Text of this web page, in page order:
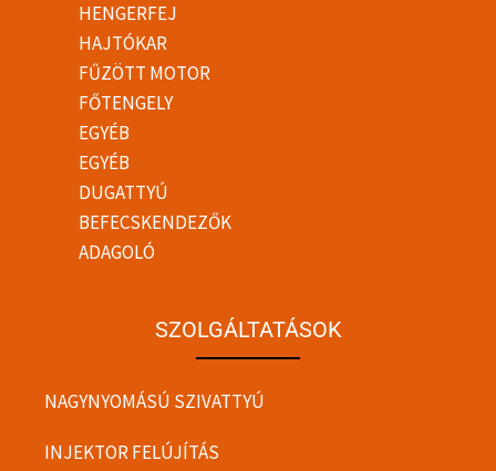
HENGERFEJ
HAJTÓKAR
FŰZÖTT MOTOR
FŐTENGELY
EGYÉB
EGYÉB
DUGATTYÚ
BEFECSKENDEZŐK
ADAGOLÓ
SZOLGÁLTATÁSOK
NAGYNYOMÁSÚ SZIVATTYÚ
INJEKTOR FELÚJÍTÁS